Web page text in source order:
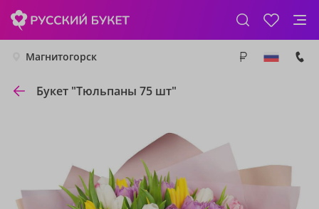
Магнитогорск
Букет "Тюльпаны 75 шт"